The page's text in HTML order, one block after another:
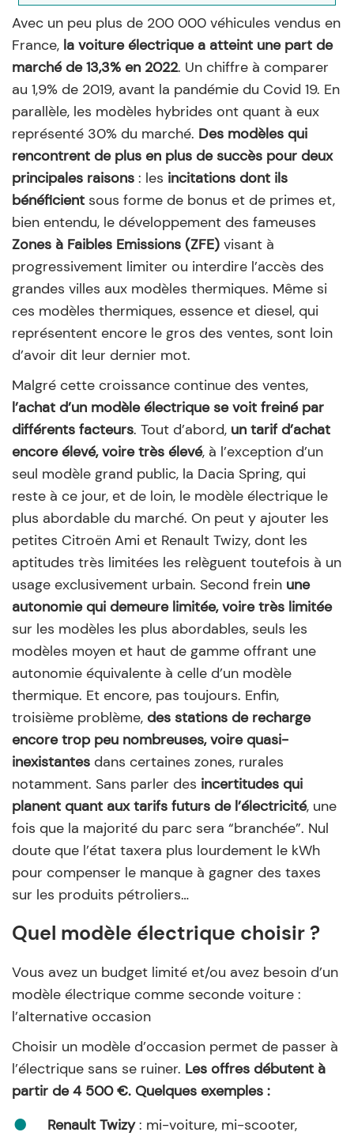
Avec un peu plus de 200 000 véhicules vendus en
France, la voiture électrique a atteint une part de
marché de 13,3% en 2022. Un chiffre à comparer
au 1,9% de 2019, avant la pandémie du Covid 19. En
parallèle, les modèles hybrides ont quant à eux
représenté 30% du marché. Des modèles qui
rencontrent de plus en plus de succès pour deux
principales raisons : les incitations dont ils
bénéficient sous forme de bonus et de primes et,
bien entendu, le développement des fameuses
Zones à Faibles Emissions (ZFE) visant à
progressivement limiter ou interdire l’accès des
grandes villes aux modèles thermiques. Même si
ces modèles thermiques, essence et diesel, qui
représentent encore le gros des ventes, sont loin
d’avoir dit leur dernier mot.
Malgré cette croissance continue des ventes,
l’achat d’un modèle électrique se voit freiné par
différents facteurs. Tout d’abord, un tarif d’achat
encore élevé, voire très élevé, à l’exception d’un
seul modèle grand public, la Dacia Spring, qui
reste à ce jour, et de loin, le modèle électrique le
plus abordable du marché. On peut y ajouter les
petites Citroën Ami et Renault Twizy, dont les
aptitudes très limitées les relèguent toutefois à un
usage exclusivement urbain. Second frein une
autonomie qui demeure limitée, voire très limitée
sur les modèles les plus abordables, seuls les
modèles moyen et haut de gamme offrant une
autonomie équivalente à celle d’un modèle
thermique. Et encore, pas toujours. Enfin,
troisième problème, des stations de recharge
encore trop peu nombreuses, voire quasi-
inexistantes dans certaines zones, rurales
notamment. Sans parler des incertitudes qui
planent quant aux tarifs futurs de l’électricité, une
fois que la majorité du parc sera “branchée”. Nul
doute que l’état taxera plus lourdement le kWh
pour compenser le manque à gagner des taxes
sur les produits pétroliers…
Quel modèle électrique choisir ?
Vous avez un budget limité et/ou avez besoin d’un
modèle électrique comme seconde voiture :
l’alternative occasion
Choisir un modèle d’occasion permet de passer à
l’électrique sans se ruiner. Les offres débutent à
partir de 4 500 €. Quelques exemples :
Renault Twizy: mi-voiture, mi-scooter,